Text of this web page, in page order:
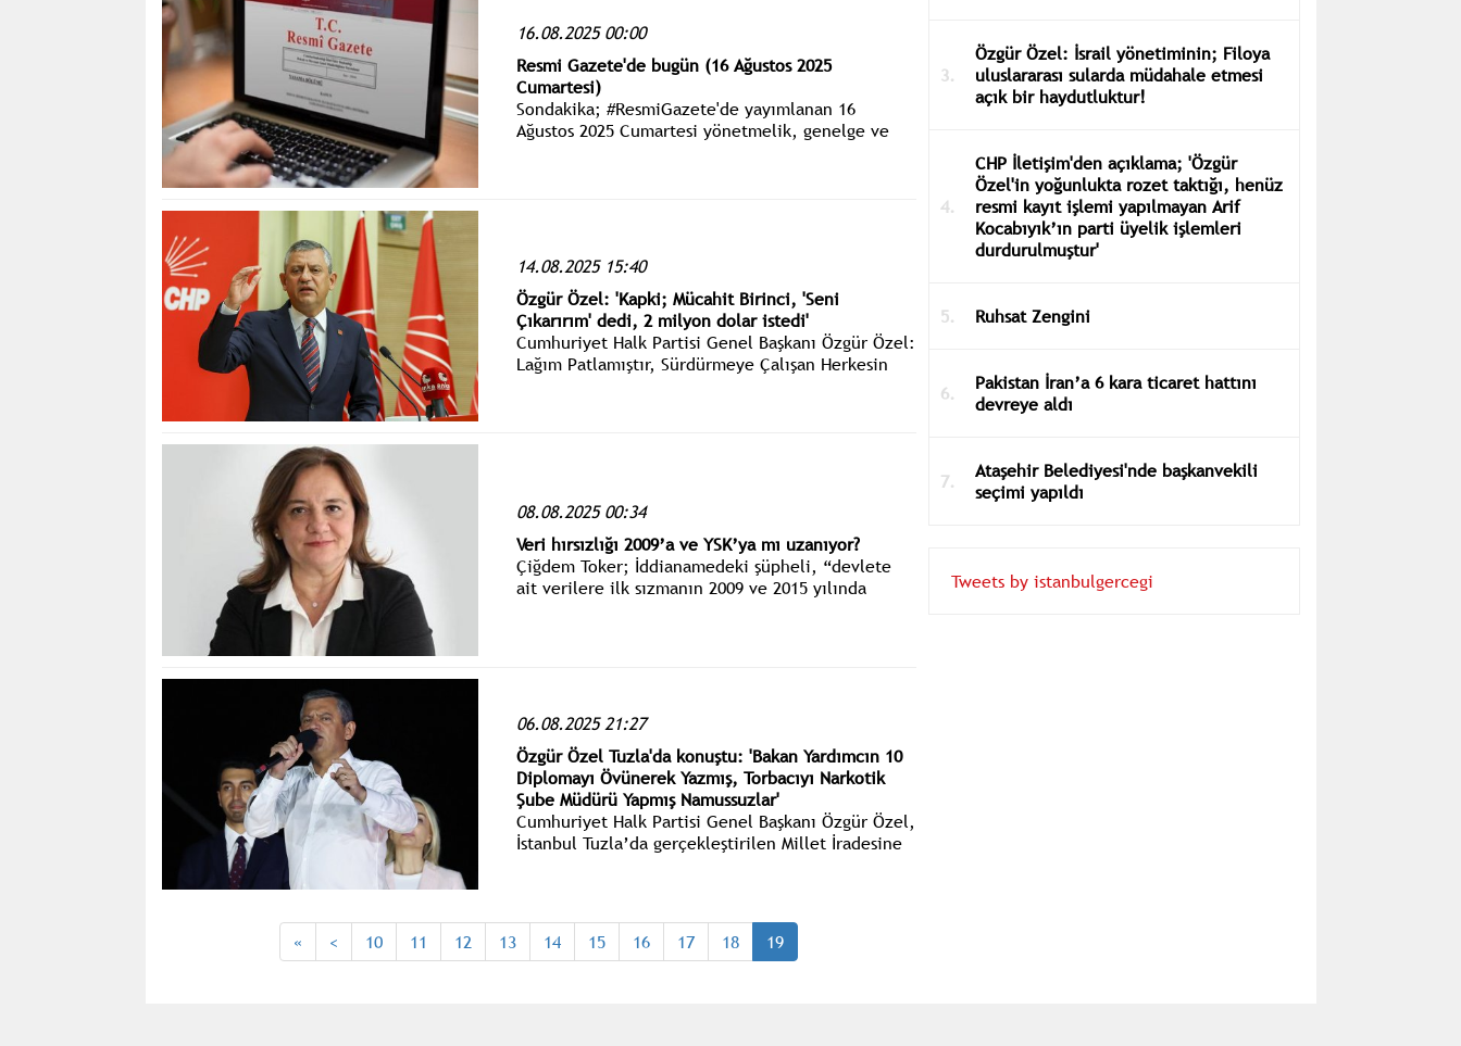
16.08.2025 00:00
Resmi Gazete'de bugün (16 Ağustos 2025
Cumartesi)
Sondakika; #ResmiGazete'de yayımlanan 16
Ağustos 2025 Cumartesi yönetmelik, genelge ve
14.08.2025 15:40
Özgür Özel: 'Kapki; Mücahit Birinci, 'Seni
Çıkarırım' dedi, 2 milyon dolar istedi'
Cumhuriyet Halk Partisi Genel Başkanı Özgür Özel:
Lağım Patlamıştır, Sürdürmeye Çalışan Herkesin
08.08.2025 00:34
Veri hırsızlığı 2009’a ve YSK’ya mı uzanıyor?
Çiğdem Toker; İddianamedeki şüpheli, “devlete
ait verilere ilk sızmanın 2009 ve 2015 yılında
06.08.2025 21:27
Özgür Özel Tuzla'da konuştu: 'Bakan Yardımcın 10
Diplomayı Övünerek Yazmış, Torbacıyı Narkotik
Şube Müdürü Yapmış Namussuzlar'
Cumhuriyet Halk Partisi Genel Başkanı Özgür Özel,
İstanbul Tuzla’da gerçekleştirilen Millet İradesine
« < 10 11 12 13 14 15 16 17 18 19
Özgür Özel: İsrail yönetiminin; Filoya
uluslararası sularda müdahale etmesi
açık bir haydutluktur!
CHP İletişim'den açıklama; 'Özgür
Özel'in yoğunlukta rozet taktığı, henüz
resmi kayıt işlemi yapılmayan Arif
Kocabıyık’ın parti üyelik işlemleri
durdurulmuştur'
Ruhsat Zengini
Pakistan İran’a 6 kara ticaret hattını
devreye aldı
Ataşehir Belediyesi'nde başkanvekili
seçimi yapıldı
Tweets by istanbulgercegi